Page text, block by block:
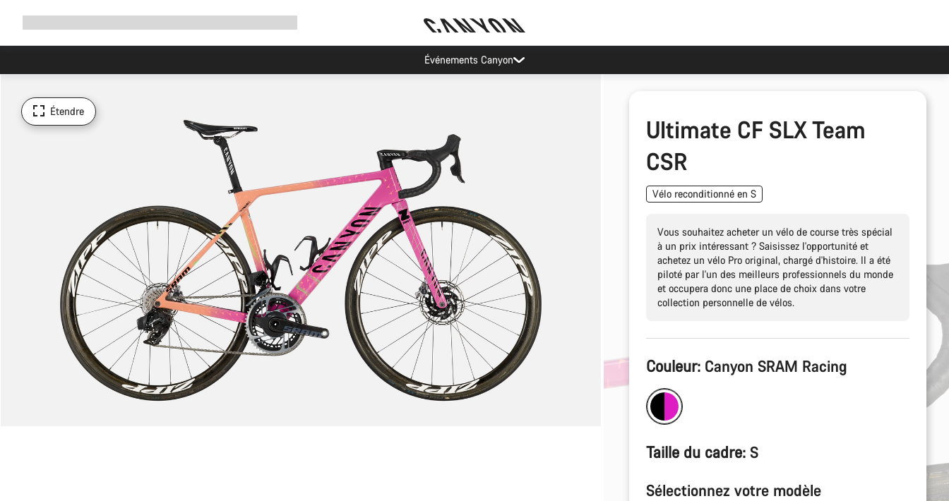
navigation
Événements Canyon
Étendre
Ultimate CF SLX Team
CSR
Vélo reconditionné en S
Vous souhaitez acheter un vélo de course très spécial
à un prix intéressant ? Saisissez l'opportunité et
achetez un vélo Pro original, chargé d'histoire. Il a été
piloté par l'un des meilleurs professionnels du monde
et occupera donc une place de choix dans votre
collection personnelle de vélos.
Configuration
du
produit
Couleur: Canyon SRAM Racing
Taille du cadre: S
Sélectionnez votre modèle